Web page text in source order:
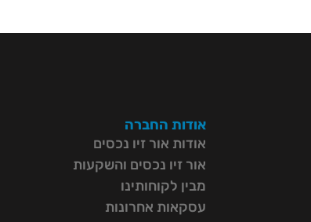
אודות החברה
אודות אור זיו נכסים
אור זיו נכסים והשקעות
מבין לקוחותינו
עסקאות אחרונות